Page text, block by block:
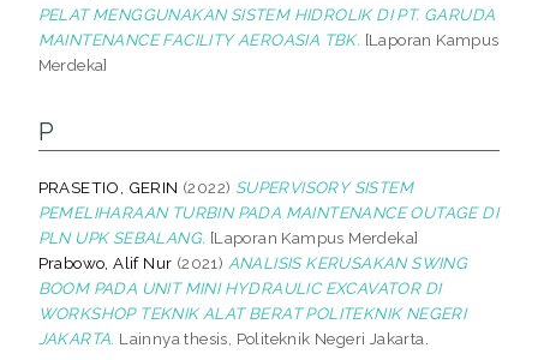
PELAT MENGGUNAKAN SISTEM HIDROLIK DI PT. GARUDA
MAINTENANCE FACILITY AEROASIA TBK. [Laporan Kampus
Merdeka]
P
PRASETIO, GERIN (2022) SUPERVISORY SISTEM
PEMELIHARAAN TURBIN PADA MAINTENANCE OUTAGE DI
PLN UPK SEBALANG. [Laporan Kampus Merdeka]
Prabowo, Alif Nur (2021) ANALISIS KERUSAKAN SWING
BOOM PADA UNIT MINI HYDRAULIC EXCAVATOR DI
WORKSHOP TEKNIK ALAT BERAT POLITEKNIK NEGERI
JAKARTA. Lainnya thesis, Politeknik Negeri Jakarta.